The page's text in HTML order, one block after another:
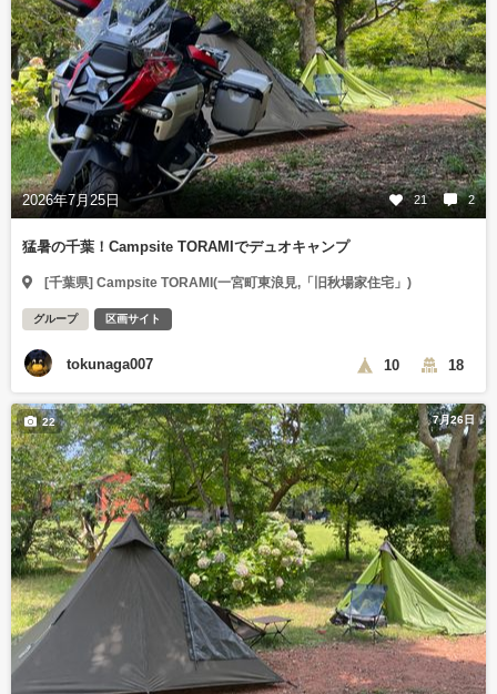
2026年7月25日 21 2
猛暑の千葉！Campsite TORAMIでデュオキャンプ
[千葉県] Campsite TORAMI(一宮町東浪見,「旧秋場家住宅」)
グループ 区画サイト
tokunaga007 10 18
7月26日
22